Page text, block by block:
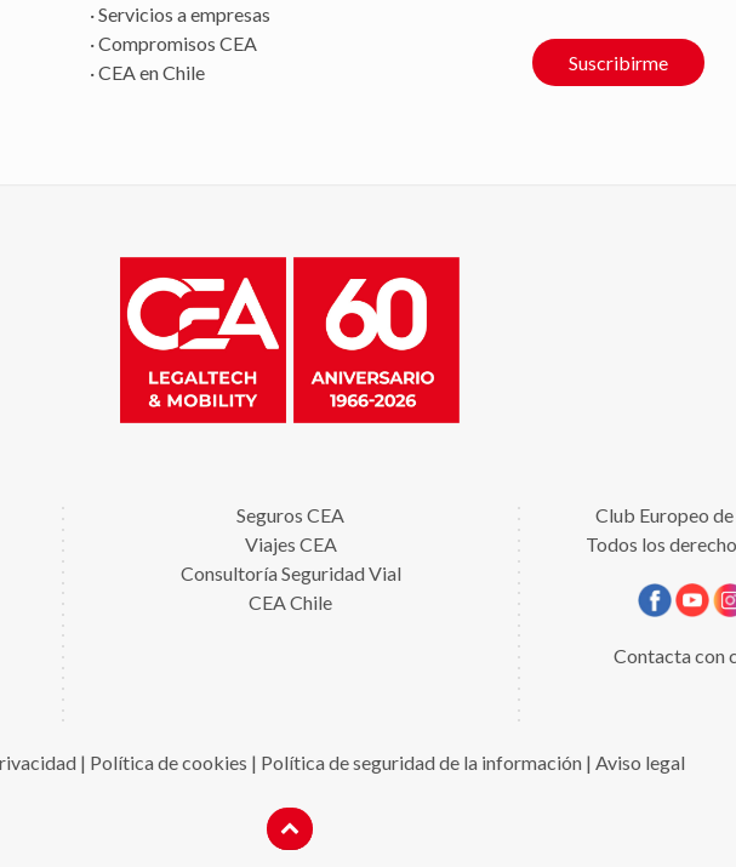
· Servicios a empresas
· Compromisos CEA
· CEA en Chile
Suscribirme
Seguros CEA
Viajes CEA
Consultoría Seguridad Vial
CEA Chile
Club Europeo
Todos los
Contacta con
| Política de cookies | Política de seguridad de la información| Aviso legal